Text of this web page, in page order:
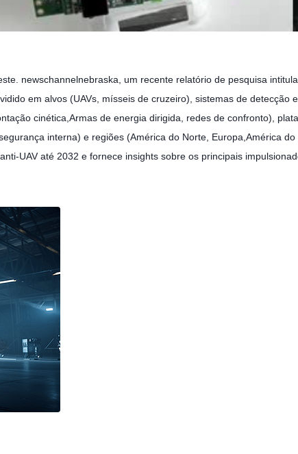
newschannelnebraska, um recente relatório de pesquisa
em alvos (UAVs, mísseis de cruzeiro), sistemas de detecção
cinética,Armas de energia dirigida, redes de confronto),
interna) e regiões (América do Norte, Europa,América
UAV até 2032 e fornece insights sobre os principais